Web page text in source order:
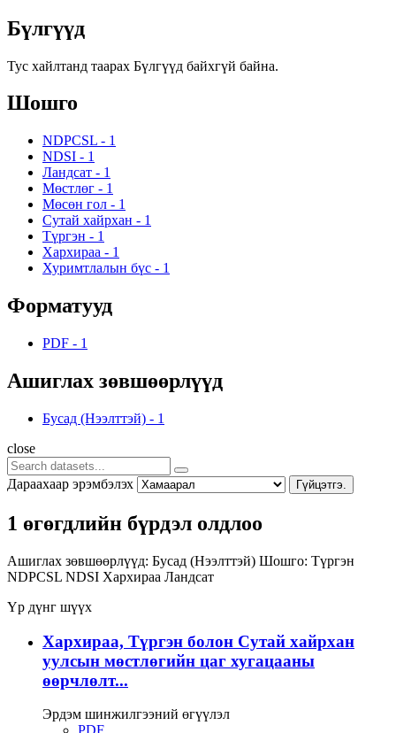
Бүлгүүд
Тус хайлтанд таарах Бүлгүүд байхгүй байна.
Шошго
NDPCSL - 1
NDSI - 1
Ландсат - 1
Мөстлөг - 1
Мөсөн гол - 1
Сутай хайрхан - 1
Түргэн - 1
Хархираа - 1
Хуримтлалын бүс - 1
Форматууд
PDF - 1
Ашиглах зөвшөөрлүүд
Бусад (Нээлттэй) - 1
close
Дараахаар эрэмбэлэх Гүйцэтгэ.
1 өгөгдлийн бүрдэл олдлоо
Ашиглах зөвшөөрлүүд: Бусад (Нээлттэй) Шошго: Түргэн
NDPCSL NDSI Хархираа Ландсат
Үр дүнг шүүх
Хархираа, Түргэн болон Сутай хайрхан
уулсын мөстлөгийн цаг хугацааны
өөрчлөлт...
Эрдэм шинжилгээний өгүүлэл